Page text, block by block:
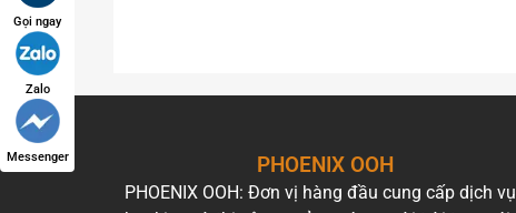
PHOENIX OOH
PHOENIX OOH: Đơn vị hàng đầu cung cấp dịch vụ
Gọi ngay
Zalo
Messenger